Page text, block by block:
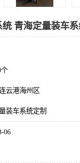
青海定量装车系
个
云港海州区
装车系统定制
06